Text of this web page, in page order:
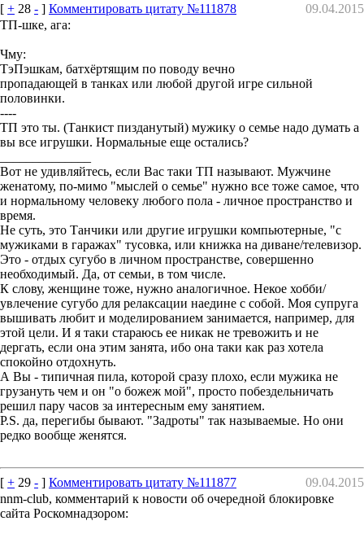
[ + 28 - ] Комментировать цитату №111878
09.04.2015
ТП-шке, ага:
Чму:
ТэПэшкам, батхёртящим по поводу вечно
пропадающей в танках или любой другой игре сильной
половинки.
----
ТП это ты. (Танкист пизданутый) мужику о семье надо думать а
вы все игрушки. Нормальные еще остались?
Вот не удивляйтесь, если Вас таки ТП называют. Мужчине
женатому, по-мимо "мыслей о семье" нужно все тоже самое, что
и нормальному человеку любого пола - личное пространство и
время.
Не суть, это Танчики или другие игрушки компьютерные, "с
мужиками в гаражах" тусовка, или книжка на диване/телевизор.
Это - отдых сугубо в личном пространстве, совершенно
необходимый. Да, от семьи, в том числе.
К слову, женщине тоже, нужно аналогичное. Некое хобби/
увлечение сугубо для релаксации наедине с собой. Моя супруга
вышивать любит и моделированием занимается, например, для
этой цели. И я таки стараюсь ее никак не тревожить и не
дергать, если она этим занята, ибо она таки как раз хотела
спокойно отдохнуть.
А Вы - типичная пила, которой сразу плохо, если мужика не
грузануть чем и он "о божеж мой", просто побездельничать
решил пару часов за интересным ему занятием.
P.S. да, перегибы бывают. "Задроты" так называемые. Но они
редко вообще женятся.
[ + 29 - ] Комментировать цитату №111877
09.04.2015
nnm-club, комментарий к новости об очередной блокировке
сайта Роскомнадзором: